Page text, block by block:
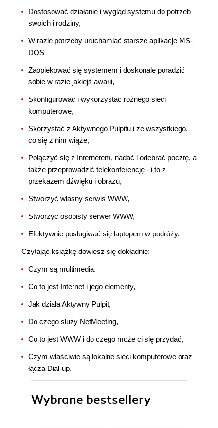
Dostosować działanie i wygląd systemu do potrzeb
swoich i rodziny,
W razie potrzeby uruchamiać starsze aplikacje MS-
DOS
Zaopiekować się systemem i doskonale poradzić
sobie w razie jakiejś awarii,
Skonfigurować i wykorzystać różnego sieci
komputerowe,
Skorzystać z Aktywnego Pulpitu i ze wszystkiego,
co się z nim wiąże,
Połączyć się z Internetem, nadać i odebrać pocztę, a
także przeprowadzić telekonferencję - i to z
przekazem dźwięku i obrazu,
Stworzyć własny serwis WWW,
Stworzyć osobisty serwer WWW,
Efektywnie posługiwać się laptopem w podróży.
Czytając książkę dowiesz się dokładnie:
Czym są multimedia,
Co to jest Internet i jego elementy,
Jak działa Aktywny Pulpit,
Do czego służy NetMeeting,
Co to jest WWW i do czego może ci się przydać,
Czym właściwie są lokalne sieci komputerowe oraz
łącza Dial-up.
Wybrane bestsellery